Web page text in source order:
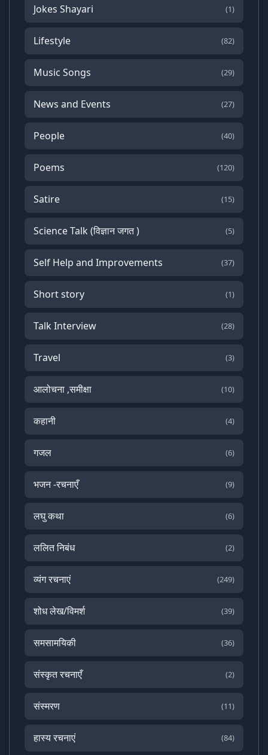
Jokes Shayari (1)
Lifestyle (82)
Music Songs (29)
News and Events (27)
People (40)
Poems (120)
Satire (15)
Science Talk (विज्ञान जगत ) (5)
Self Help and Improvements (37)
Short story (1)
Talk Interview (28)
Travel (3)
आलोचना ,समीक्षा (10)
कहानी (4)
गजल (6)
भजन -रचनाएँ (9)
लघु कथा (6)
ललित निबंध (2)
व्यंग रचनाएं (249)
शोध लेख/विमर्श (39)
समसामयिकी (36)
संस्कृत रचनाएँ (2)
संस्मरण (11)
हास्य रचनाएं (84)